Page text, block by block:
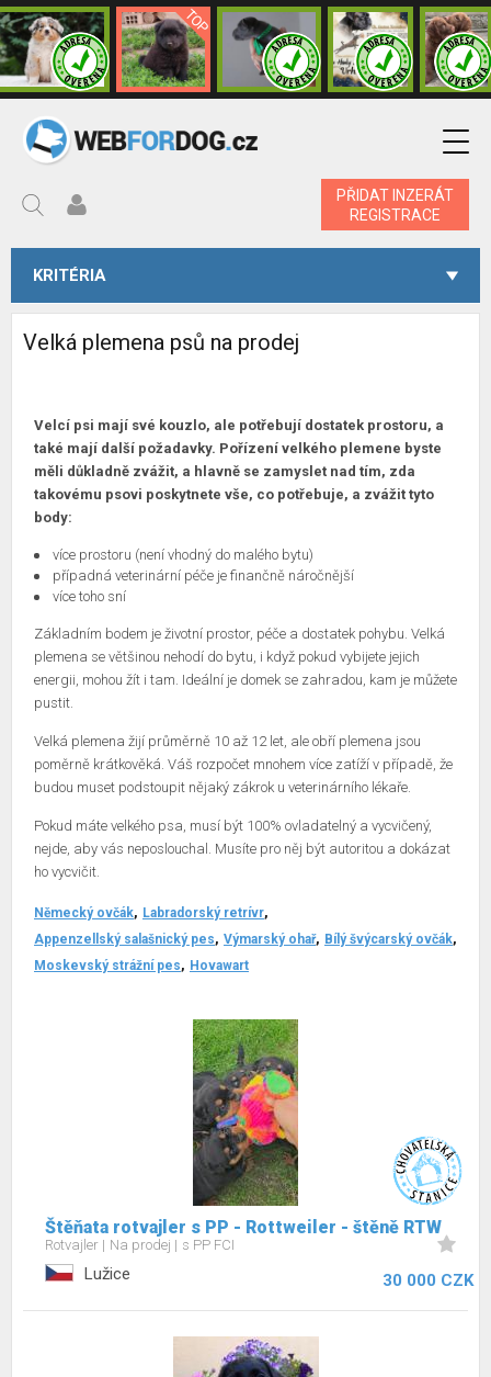
PŘIDAT INZERÁT
REGISTRACE
KRITÉRIA
Velká plemena psů na prodej
Velcí psi mají své kouzlo, ale potřebují dostatek prostoru, a
také mají další požadavky. Pořízení velkého plemene byste
měli důkladně zvážit, a hlavně se zamyslet nad tím, zda
takovému psovi poskytnete vše, co potřebuje, a zvážit tyto
body:
více prostoru (není vhodný do malého bytu)
případná veterinární péče je finančně náročnější
více toho sní
Základním bodem je životní prostor, péče a dostatek pohybu. Velká
plemena se většinou nehodí do bytu, i když pokud vybijete jejich
energii, mohou žít i tam. Ideální je domek se zahradou, kam je můžete
pustit.
Velká plemena žijí průměrně 10 až 12 let, ale obří plemena jsou
poměrně krátkověká. Váš rozpočet mnohem více zatíží v případě, že
budou muset podstoupit nějaký zákrok u veterinárního lékaře.
Pokud máte velkého psa, musí být 100% ovladatelný a vycvičený,
nejde, aby vás neposlouchal. Musíte pro něj být autoritou a dokázat
ho vycvičit.
Německý ovčák
Labradorský retrívr
Appenzellský salašnický pes
Výmarský ohař
Bílý švýcarský ovčák
Moskevský strážní pes
Hovawart
Štěňata rotvajler s PP - Rottweiler - štěně RTW
Rotvajler Na prodej s PP FCI
Lužice 30 000 CZK